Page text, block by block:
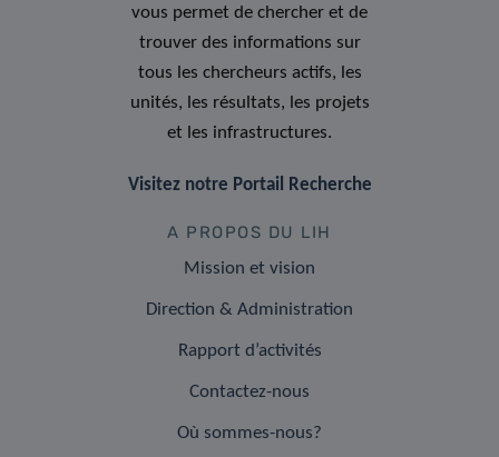
vous permet de chercher et de
trouver des informations sur
tous les chercheurs actifs, les
unités, les résultats, les projets
et les infrastructures.
Visitez notre Portail Recherche
A PROPOS DU LIH
Mission et vision
Direction & Administration
Rapport d’activités
Contactez-nous
Où sommes-nous?